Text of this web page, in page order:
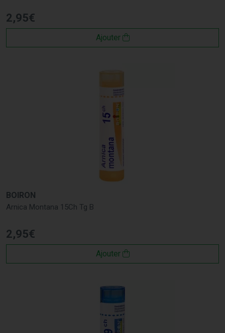
2,95€
Ajouter
BOIRON
Arnica Montana 15Ch Tg B
2,95€
Ajouter